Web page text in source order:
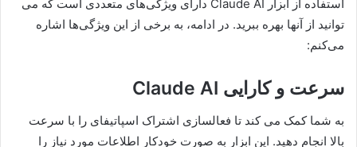
AI چیست؟
می‌کنم:
سرعت و کارایی Claude AI